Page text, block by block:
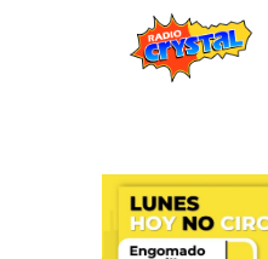
Estaciones
Eventos